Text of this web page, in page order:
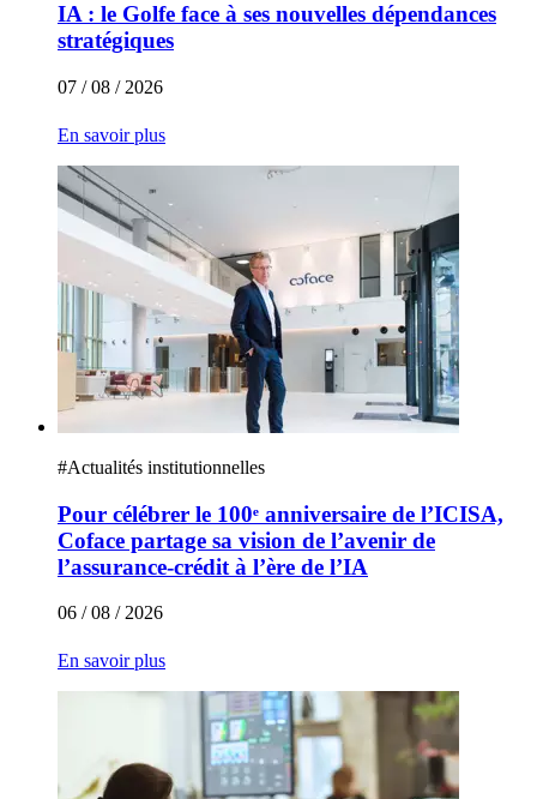
IA : le Golfe face à ses nouvelles dépendances
stratégiques
07 / 08 / 2026
En savoir plus
#Actualités institutionnelles
Pour célébrer le 100ᵉ anniversaire de l’ICISA,
Coface partage sa vision de l’avenir de
l’assurance-crédit à l’ère de l’IA
06 / 08 / 2026
En savoir plus